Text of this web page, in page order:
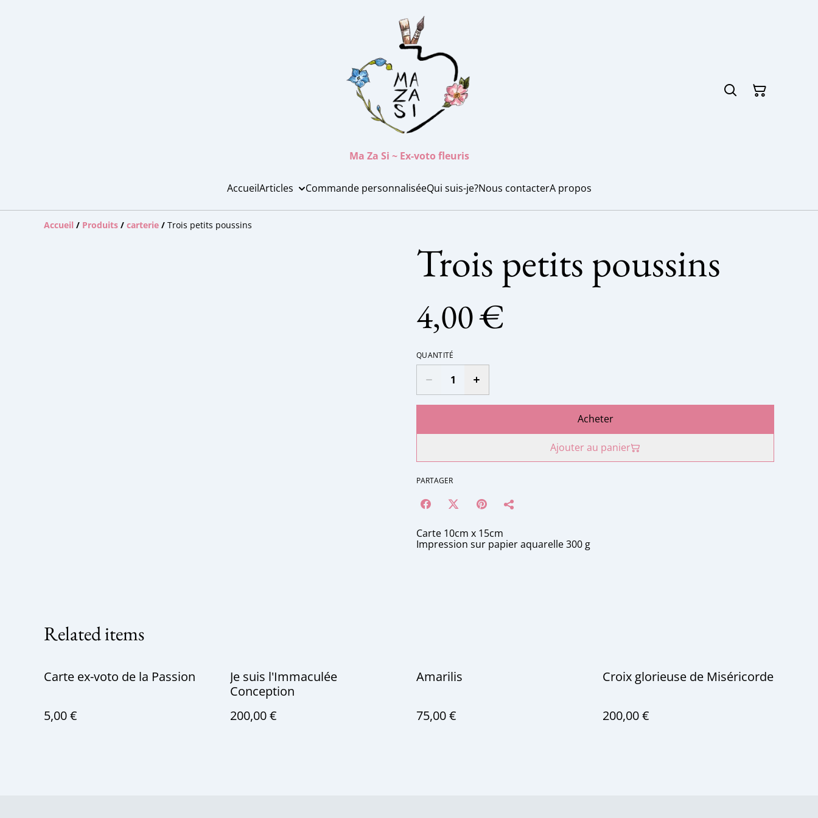
Ma Za Si ~ Ex-voto fleuris
AccueilArticles Commande personnaliséeQui suis-je?Nous contacterA propos
Accueil / Produits / carterie / Trois petits poussins
Trois petits poussins
4,00 €
QUANTITÉ
Acheter
Ajouter au panier
PARTAGER
Carte 10cm x 15cm
Impression sur papier aquarelle 300 g
Related items
Carte ex-voto de la Passion
5,00 €
Je suis l'Immaculée
Conception
200,00 €
Amarilis
75,00 €
Croix glorieuse de Miséricorde
200,00 €